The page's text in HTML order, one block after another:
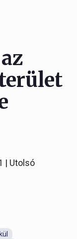
| Utolsó